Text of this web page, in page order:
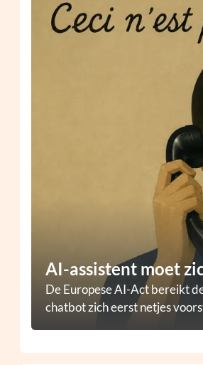
AI-assistent moet
De Europese AI-Act bereikt
chatbot zich eerst netjes